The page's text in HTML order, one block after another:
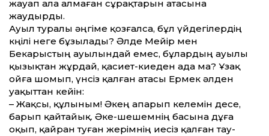
жауап ала алмаған сұрақтарын атасына
жаудырды.
Ауыл туралы әңгіме қозғалса, бұл үйдегілердің
көңілі неге бұзылады? Әлде Мейір мен
Бекарыстың ауылындай емес, бұлардың ауылы
қызықтан жұрдай, қа­сиет-киеден ада ма? Ұзақ
ойға шомып, үнсіз қалған атасы Ермек әлден
уақыттан кейін:
– Жақсы, құлыным! Әкең апарып келемін десе,
барып қайтайық. Әке-шешемнің басына дұға
оқып, қайран туған жерімнің иесіз қалған тау-